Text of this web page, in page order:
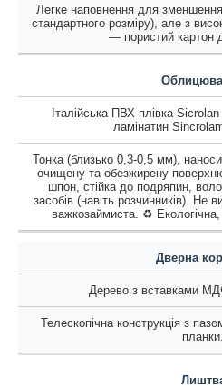
Легке наповнення для
стандартного розміру), але з
— пористий картон
Італійська ПВХ-плівка
ламінатин
Тонка (близько 0,3-0,5 мм),
очищену та обезжирену
шпон, стійка до подряпин,
засобів (навіть розчинників). Не
важкозаймиста. ♻️
Дверна
Дерево з вставками
Телескопічна конструкція з
планки.